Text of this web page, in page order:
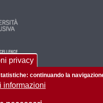
privacy
continuando la
informazioni